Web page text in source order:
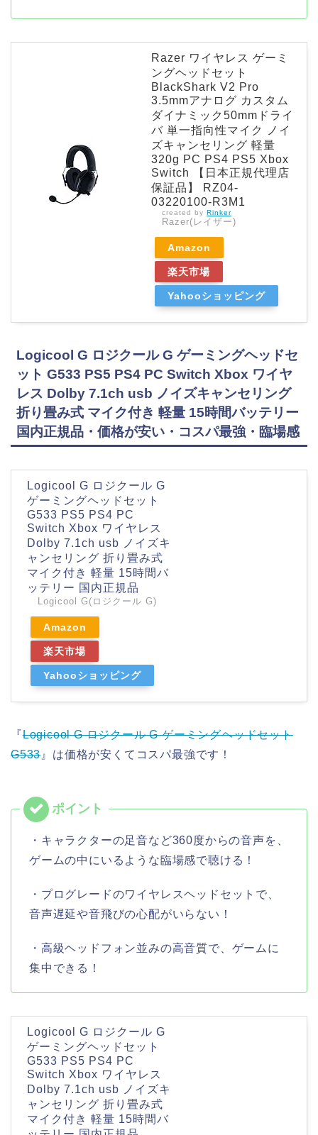
Razer ワイヤレス ゲーミ
ングヘッドセット
BlackShark V2 Pro
3.5mmアナログ カスタム
ダイナミック50mmドライ
バ 単一指向性マイク ノイ
ズキャンセリング 軽量
320g PC PS4 PS5 Xbox
Switch 【日本正規代理店
保証品】 RZ04-
03220100-R3M1
created by Rinker
Razer(レイザー)
Amazon
楽天市場
Yahooショッピング
Logicool G ロジクール G ゲーミングヘッドセ
ット G533 PS5 PS4 PC Switch Xbox ワイヤ
レス Dolby 7.1ch usb ノイズキャンセリング
折り畳み式 マイク付き 軽量 15時間バッテリー
国内正規品・価格が安い・コスパ最強・臨場感
Logicool G ロジクール G
ゲーミングヘッドセット
G533 PS5 PS4 PC
Switch Xbox ワイヤレス
Dolby 7.1ch usb ノイズキ
ャンセリング 折り畳み式
マイク付き 軽量 15時間バ
ッテリー 国内正規品
Logicool G(ロジクール G)
Amazon
楽天市場
Yahooショッピング
『Logicool G ロジクール G ゲーミングヘッドセット
G533』は価格が安くてコスパ最強です！
・キャラクターの足音など360度からの音声を、
ゲームの中にいるような臨場感で聴ける！
・プログレードのワイヤレスヘッドセットで、
音声遅延や音飛びの心配がいらない！
・高級ヘッドフォン並みの高音質で、ゲームに
集中できる！
Logicool G ロジクール G
ゲーミングヘッドセット
G533 PS5 PS4 PC
Switch Xbox ワイヤレス
Dolby 7.1ch usb ノイズキ
ャンセリング 折り畳み式
マイク付き 軽量 15時間バ